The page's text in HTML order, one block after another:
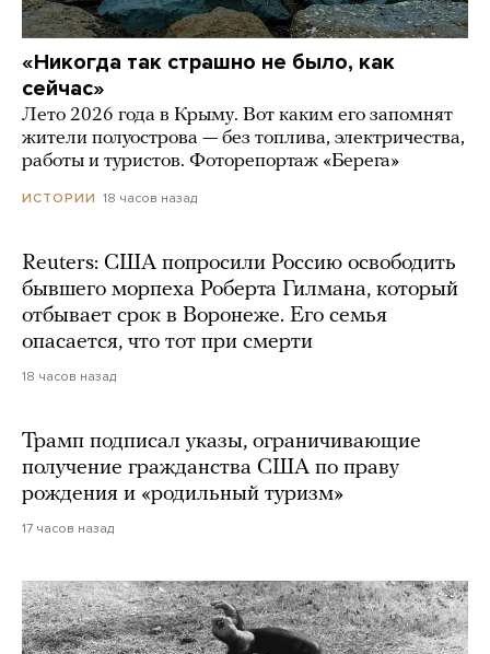
«Никогда так страшно не было, как
сейчас»
Лето 2026 года в Крыму. Вот каким его запомнят
жители полуострова — без топлива, электричества,
работы и туристов. Фоторепортаж «Берега»
ИСТОРИИ 18 часов назад
Reuters: США попросили Россию освободить
бывшего морпеха Роберта Гилмана, который
отбывает срок в Воронеже. Его семья
опасается, что тот при смерти
18 часов назад
Трамп подписал указы, ограничивающие
получение гражданства США по праву
рождения и «родильный туризм»
17 часов назад